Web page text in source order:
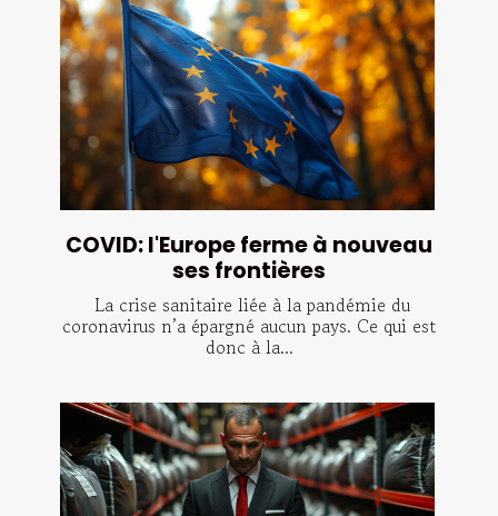
COVID: l'Europe ferme à nouveau
ses frontières
La crise sanitaire liée à la pandémie du
coronavirus n’a épargné aucun pays. Ce qui est
donc à la...